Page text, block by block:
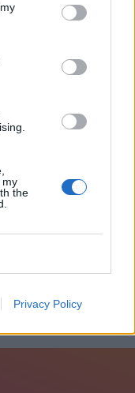
my
the
Privacy Policy
Δεν υπάρχει